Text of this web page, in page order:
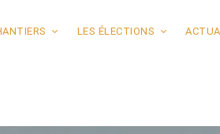
LES ÉLECTIONS